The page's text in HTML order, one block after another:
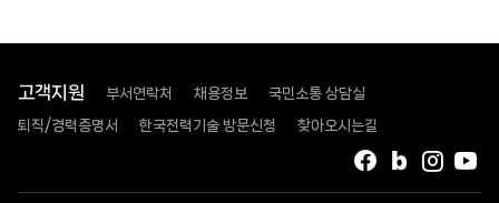
고객지원 부서연락처 채용정보 국민소통 상담실
퇴직/경력증명서 한국전력기술 방문신청 찾아오시는길